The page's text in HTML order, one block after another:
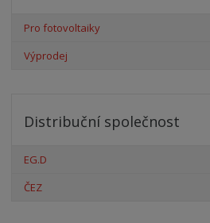
Pro fotovoltaiky
Výprodej
Distribuční společnost
EG.D
ČEZ